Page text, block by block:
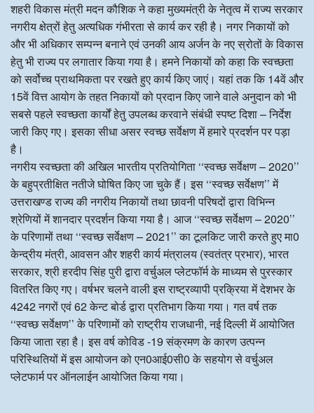
शहरी विकास मंत्री मदन कौशिक ने कहा मुख्यमंत्री के नेतृत्व में राज्य सरकार
नगरीय क्षेत्रों हेतु अत्यधिक गंभीरता से कार्य कर रही है। नगर निकायों को
और भी अधिकार सम्पन्न बनाने एवं उनकी आय अर्जन के नए स्रोतों के विकास
हेतु भी राज्य पर लगातार किया गया है। हमने निकायों को कहा कि स्वच्छता
को सर्वोच्च प्राथमिकता पर रखते हुए कार्य किए जाएं। यहां तक कि 14वें और
15वें वित्त आयोग के तहत निकायों को प्रदान किए जाने वाले अनुदान को भी
सबसे पहले स्वच्छता कार्यों हेतु उपलब्ध करवाने संबंधी स्पष्ट दिशा – निर्देश
जारी किए गए। इसका सीधा असर स्वच्छ सर्वेक्षण में हमारे प्रदर्शन पर पड़ा
है।
नगरीय स्वच्छता की अखिल भारतीय प्रतियोगिता ‘‘स्वच्छ सर्वेक्षण – 2020’’
के बहुप्रतीक्षित नतीजे घोषित किए जा चुके हैं। इस ‘‘स्वच्छ सर्वेक्षण’’ में
उत्तराखण्ड राज्य की नगरीय निकायों तथा छावनी परिषदों द्वारा विभिन्न
श्रेणियों में शानदार प्रदर्शन किया गया है। आज ‘‘स्वच्छ सर्वेक्षण – 2020’’
के परिणामों तथा ‘‘स्वच्छ सर्वेक्षण – 2021’’ का टूलकिट जारी करते हुए मा0
केन्द्रीय मंत्री, आवसन और शहरी कार्य मंत्रालय (स्वतंत्र प्रभार), भारत
सरकार, श्री हरदीप सिंह पुरी द्वारा वर्चुअल प्लेटफॉर्म के माध्यम से पुरस्कार
वितरित किए गए। वर्षभर चलने वाली इस राष्ट्रव्यापी प्रक्रिया में देशभर के
4242 नगरों एवं 62 केन्ट बोर्ड द्वारा प्रतिभाग किया गया। गत वर्ष तक
‘‘स्वच्छ सर्वेक्षण’’ के परिणामों को राष्ट्रीय राजधानी, नई दिल्ली में आयोजित
किया जाता रहा है। इस वर्ष कोविड -19 संक्रमण के कारण उत्पन्न
परिस्थितियों में इस आयोजन को एन0आई0सी0 के सहयोग से वर्चुअल
प्लेटफार्म पर ऑनलाईन आयोजित किया गया।